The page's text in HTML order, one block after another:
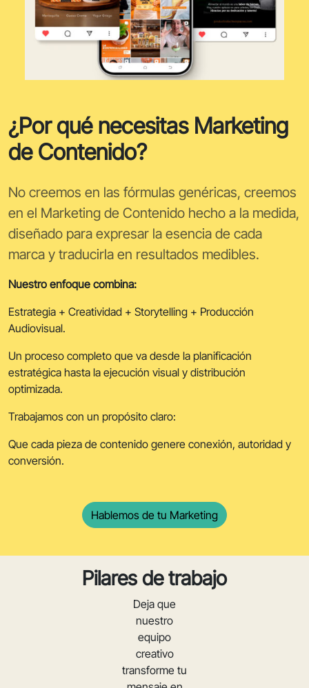
¿Por qué necesitas Marketing
de Contenido?
No creemos en las fórmulas genéricas, creemos
en el Marketing de Contenido hecho a la medida,
diseñado para expresar la esencia de cada
marca y traducirla en resultados medibles.
Nuestro enfoque combina:
Estrategia + Creatividad + Storytelling + Producción
Audiovisual.
Un proceso completo que va desde la planificación
estratégica hasta la ejecución visual y distribución
optimizada.
Trabajamos con un propósito claro:
Que cada pieza de contenido genere conexión, autoridad y
conversión.
Hablemos de tu Marketing
Pilares de trabajo
Deja que
nuestro
equipo
creativo
transforme tu